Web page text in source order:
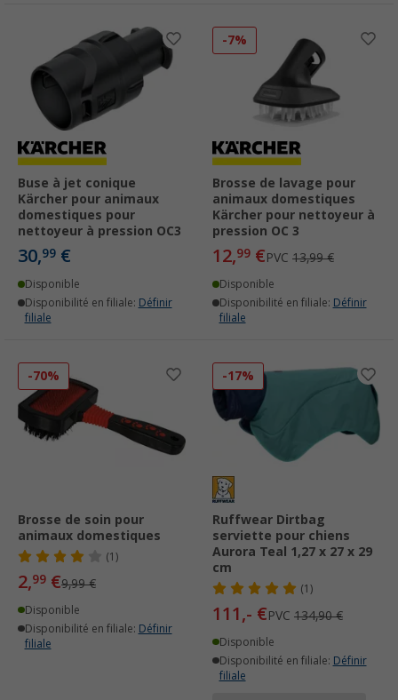
Buse à jet conique
Kärcher pour animaux
domestiques pour
nettoyeur à pression OC3
30,99 €
Disponible
Disponibilité en filiale: Définir
filiale
-7%
Brosse de lavage pour
animaux domestiques
Kärcher pour nettoyeur à
pression OC 3
12,99 €PVC 13,99 €
Disponible
Disponibilité en filiale: Définir
filiale
-70%
Brosse de soin pour
animaux domestiques
(1)
2,99 €9,99 €
Disponible
Disponibilité en filiale: Définir
filiale
-17%
Ruffwear Dirtbag
serviette pour chiens
Aurora Teal 1,27 x 27 x 29
cm
(1)
111,- €PVC 134,90 €
Disponible
Disponibilité en filiale: Définir
filiale